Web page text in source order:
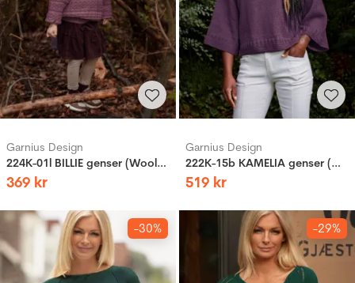
Garnius Design
224K-01l BILLIE genser (Woolevo)
369 kr
Garnius Design
222K-15b KAMELIA genser (Woolevo)
519 kr
-30% -29%